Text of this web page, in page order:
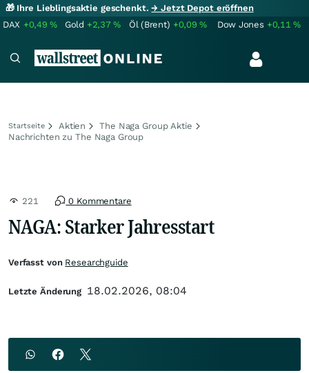
🎁 Ihre Lieblingsaktie geschenkt.→ Jetzt Depot eröffnen
DAX +0,49% Gold +2,37% Öl (Brent) +0,09% Dow Jones +0,11%
Startseite Aktien
The Naga Group Aktie
Nachrichten zu The Naga Group
221 0 Kommentare
NAGA: Starker Jahresstart
Verfasst von Researchguide
Letzte Änderung 18.02.2026, 08:04